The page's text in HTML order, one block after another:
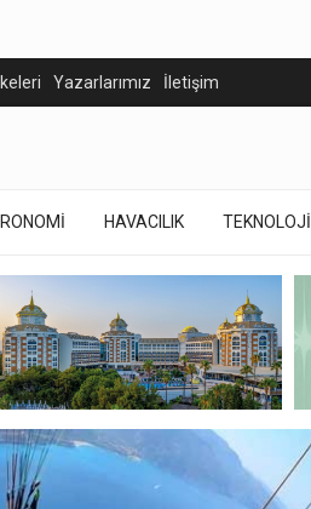
Yazarlarımız İletişim
HAVACILIK TEKNOLOJİ